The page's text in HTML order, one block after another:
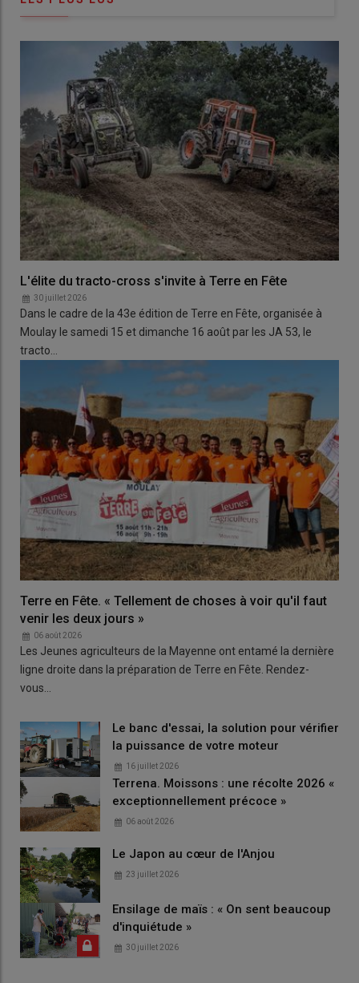
L'élite du tracto-cross s'invite à Terre en Fête
30 juillet 2026
Dans le cadre de la 43e édition de Terre en Fête, organisée à
Moulay le samedi 15 et dimanche 16 août par les JA 53, le
tracto…
Terre en Fête. « Tellement de choses à voir qu'il faut
venir les deux jours »
06 août 2026
Les Jeunes agriculteurs de la Mayenne ont entamé la dernière
ligne droite dans la préparation de Terre en Fête. Rendez-
vous…
Le banc d'essai, la solution pour vérifier
la puissance de votre moteur
16 juillet 2026
Terrena. Moissons : une récolte 2026 «
exceptionnellement précoce »
06 août 2026
Le Japon au cœur de l'Anjou
23 juillet 2026
Ensilage de maïs : « On sent beaucoup
d'inquiétude »
30 juillet 2026